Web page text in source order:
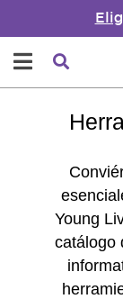
Young
catálogo